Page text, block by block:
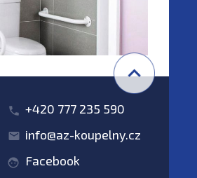
+420 777 235 590
info@az-koupelny.cz
Facebook